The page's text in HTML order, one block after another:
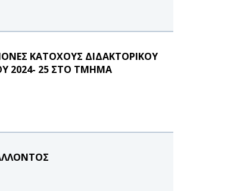
ΚΑΤΟΧΟΥΣ ΔΙΔΑΚΤΟΡΙΚΟΥ
2024- 25 ΣΤΟ ΤΜΗΜΑ